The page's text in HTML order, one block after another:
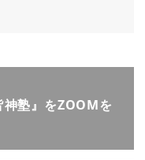
神塾』をZOOMを